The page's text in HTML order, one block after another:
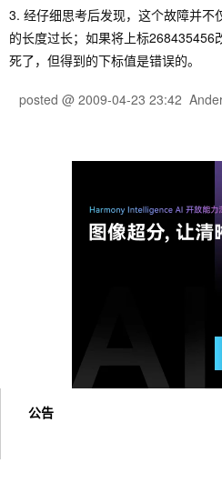
3. 经仔细思考后发现，这个故障并不
的长度过长；如果将上标268435456
死了，但得到的下标值是错误的。
posted @ 2009-04-23 23:42
公告